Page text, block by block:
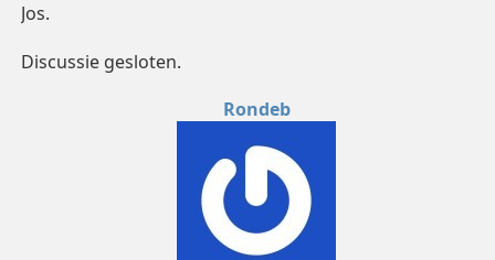
Jos.
Discussie gesloten.
Rondeb